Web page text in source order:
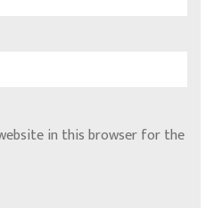
in this browser for the